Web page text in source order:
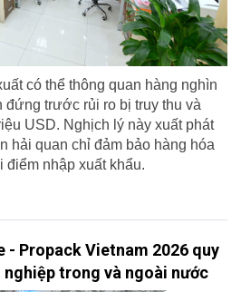
có thể thông quan hàng nghìn
đứng trước rủi ro bị truy thu và
USD. Nghịch lý này xuất phát
hải quan chỉ đảm bảo hàng hóa
nhập xuất khẩu.
- Propack Vietnam 2026 quy
trong và ngoài nước